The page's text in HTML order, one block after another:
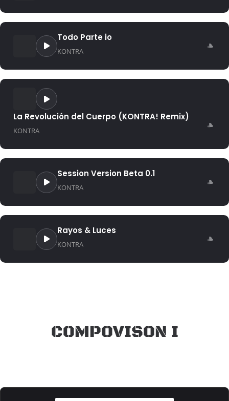
Todo Parte io
KONTRA
La Revolución del Cuerpo (KONTRA! Remix)
KONTRA
Session Version Beta 0.1
KONTRA
Rayos & Luces
KONTRA
COMPOVISON I